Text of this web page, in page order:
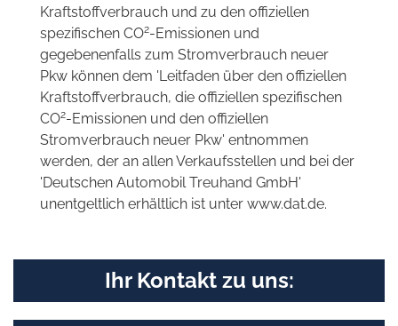
Kraftstoffverbrauch und zu den offiziellen
spezifischen CO2-Emissionen und
gegebenenfalls zum Stromverbrauch neuer
Pkw können dem 'Leitfaden über den offiziellen
Kraftstoffverbrauch, die offiziellen spezifischen
CO2-Emissionen und den offiziellen
Stromverbrauch neuer Pkw' entnommen
werden, der an allen Verkaufsstellen und bei der
'Deutschen Automobil Treuhand GmbH'
unentgeltlich erhältlich ist unter www.dat.de.
Ihr Kontakt zu uns: